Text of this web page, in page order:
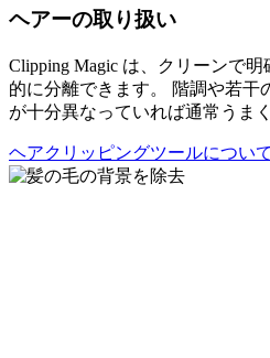
ヘアーの取り扱い
Clipping Magic は、クリーンで
的に分離できます。 階調や若干
が十分異なっていれば通常うま
ヘアクリッピングツールについ